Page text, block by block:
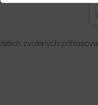
zvolených